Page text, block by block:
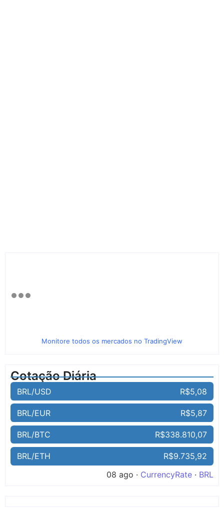
Monitore todos os mercados no TradingView
Cotação Diária
BRL/USD R$5,08
BRL/EUR R$5,87
BRL/BTC R$338.810,07
BRL/ETH
R$9.735,92
08 ago · CurrencyRate · BRL